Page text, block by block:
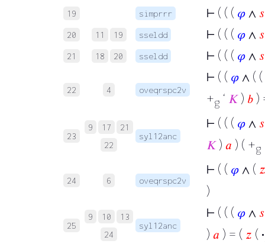
19 simprrr ⊢ ( ( ( 𝜑 ∧ 𝑠
20 11 19 sseldd ⊢ ( ( ( 𝜑 ∧ 𝑠
21 18 20 sseldd ⊢ ( ( ( 𝜑 ∧ 𝑠
22 4 oveqrspc2v
⊢ ( ( 𝜑 ∧ ( (
+g ‘ 𝐾) 𝑏 )
23
9 17
21
22
syl12anc
⊢ ( ( ( 𝜑 ∧ 𝑠
𝐾) 𝑎 ) ( +g
24 6 oveqrspc2v
⊢ ( ( 𝜑 ∧ ( 𝑧
)
25
9 10
13
24
syl12anc
⊢ ( ( ( 𝜑 ∧ 𝑠
) 𝑎 ) = ( 𝑧 ( ·